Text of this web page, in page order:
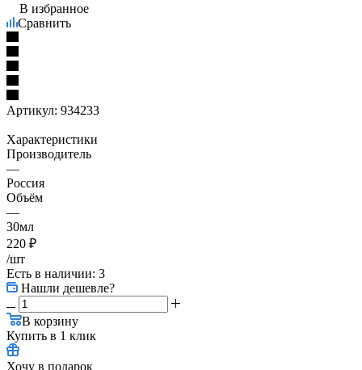
В избранное
Сравнить
Артикул: 934233
Характеристики
Производитель
—
Россия
Объём
—
30мл
220 ₽
/шт
Есть в наличии: 3
Нашли дешевле?
В корзину
Купить в 1 клик
Хочу в подарок